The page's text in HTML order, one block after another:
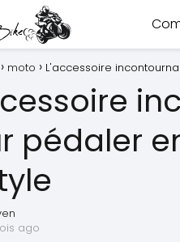
moto L'accessoire
pédaler
ago